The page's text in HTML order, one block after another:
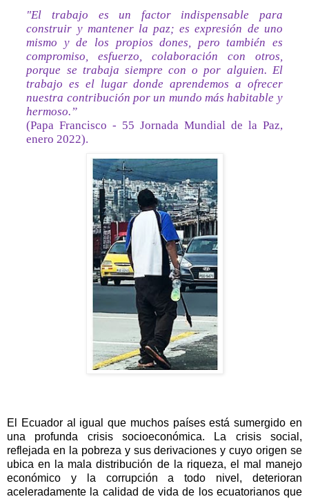
"El trabajo es un factor indispensable para
construir y mantener la paz; es expresión de uno
mismo y de los propios dones, pero también es
compromiso, esfuerzo, colaboración con otros,
porque se trabaja siempre con o por alguien. El
trabajo es el lugar donde aprendemos a ofrecer
nuestra contribución por un mundo más habitable y
hermoso.”
(Papa Francisco - 55 Jornada Mundial de la Paz,
enero 2022).
El Ecuador al igual que muchos países está sumergido en
una profunda crisis socioeconómica.
La crisis social,
reflejada en la pobreza y sus derivaciones y cuyo origen se
ubica en la mala distribución de la riqueza, el mal manejo
económico y la corrupción a todo nivel, deterioran
aceleradamente la calidad de vida de los ecuatorianos que